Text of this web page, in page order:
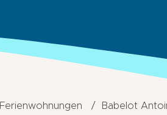
Ferienwohnungen Babelot